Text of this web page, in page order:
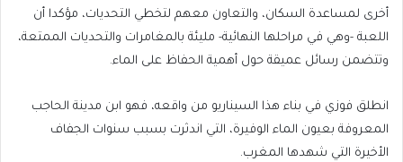
أخرى لمساعدة السكان، والتعاون معهم لتخطي التحديات، مؤكدا أن
اللعبة -وهي في مراحلها النهائية- مليئة بالمغامرات والتحديات الممتعة،
وتتضمن رسائل عميقة حول أهمية الحفاظ على الماء.
انطلق فوزي في بناء هذا السيناريو من واقعه، فهو ابن مدينة الحاجب
المعروفة بعيون الماء الوفيرة، التي اندثرت بسبب سنوات الجفاف
الأخيرة التي شهدها المغرب.